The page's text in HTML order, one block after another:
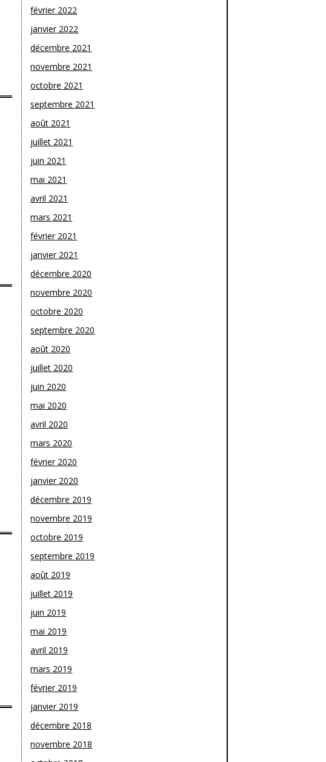
février 2022
janvier 2022
décembre 2021
novembre 2021
octobre 2021
septembre 2021
août 2021
juillet 2021
juin 2021
mai 2021
avril 2021
mars 2021
février 2021
janvier 2021
décembre 2020
novembre 2020
octobre 2020
septembre 2020
août 2020
juillet 2020
juin 2020
mai 2020
avril 2020
mars 2020
février 2020
janvier 2020
décembre 2019
novembre 2019
octobre 2019
septembre 2019
août 2019
juillet 2019
juin 2019
mai 2019
avril 2019
mars 2019
février 2019
janvier 2019
décembre 2018
novembre 2018